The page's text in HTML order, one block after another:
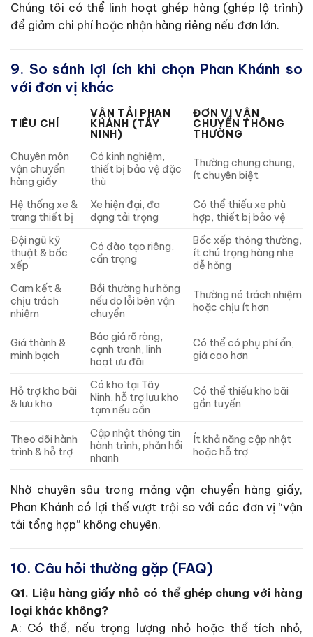
Chúng tôi có thể linh hoạt ghép hàng (ghép lộ trình)
để giảm chi phí hoặc nhận hàng riêng nếu đơn lớn.
9. So sánh lợi ích khi chọn Phan Khánh so
với đơn vị khác
TIÊU CHÍ
VẬN TẢI PHAN
KHÁNH (TÂY
NINH)
ĐƠN VỊ VẬN
CHUYỂN THÔNG
THƯỜNG
Chuyên môn
vận chuyển
hàng giấy
Có kinh nghiệm,
thiết bị bảo vệ đặc
thù
Thường chung chung,
ít chuyên biệt
Hệ thống xe &
trang thiết bị
Xe hiện đại, đa
dạng tải trọng
Có thể thiếu xe phù
hợp, thiết bị bảo vệ
Đội ngũ kỹ
thuật & bốc
xếp
Có đào tạo riêng,
cẩn trọng
Bốc xếp thông thường,
ít chú trọng hàng nhẹ
dễ hỏng
Cam kết &
chịu trách
nhiệm
Bồi thường hư hỏng
nếu do lỗi bên vận
chuyển
Thường né trách nhiệm
hoặc chịu ít hơn
Giá thành &
minh bạch
Báo giá rõ ràng,
cạnh tranh, linh
hoạt ưu đãi
Có thể có phụ phí ẩn,
giá cao hơn
Hỗ trợ kho bãi
& lưu kho
Có kho tại Tây
Ninh, hỗ trợ lưu kho
tạm nếu cần
Có thể thiếu kho bãi
gần tuyến
Theo dõi hành
trình & hỗ trợ
Cập nhật thông tin
hành trình, phản hồi
nhanh
Ít khả năng cập nhật
hoặc hỗ trợ
Nhờ chuyên sâu trong mảng vận chuyển hàng giấy,
Phan Khánh có lợi thế vượt trội so với các đơn vị “vận
tải tổng hợp” không chuyên.
10. Câu hỏi thường gặp (FAQ)
Q1. Liệu hàng giấy nhỏ có thể ghép chung với hàng
loại khác không?
A: Có thể, nếu trọng lượng nhỏ hoặc thể tích nhỏ,